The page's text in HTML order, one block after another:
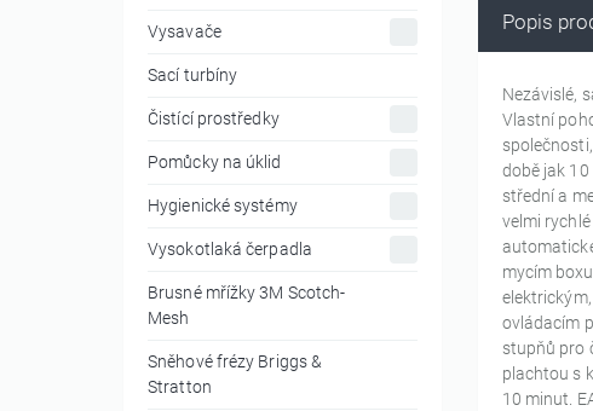
Vysavače
Sací turbíny
Čistící prostředky
Pomůcky na úklid
Hygienické systémy
Vysokotlaká čerpadla
Brusné mřížky 3M Scotch-
Mesh
Sněhové frézy Briggs &
Stratton
Popis
Nezávislé,
Vlastní
době jak
střední a
velmi
mycím
ovládacím
stupňů pro
plachtou s
10 minut.